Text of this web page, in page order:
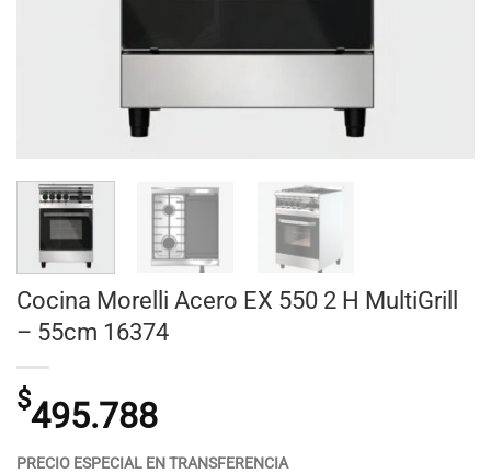
Cocina Morelli Acero EX 550 2 H MultiGrill
– 55cm 16374
$495.788
PRECIO ESPECIAL EN TRANSFERENCIA